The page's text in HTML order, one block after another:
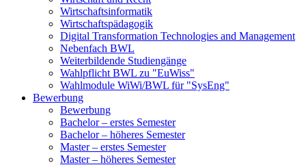
Wirtschaftsinformatik
Wirtschaftspädagogik
Digital Transformation Technologies and Management
Nebenfach BWL
Weiterbildende Studiengänge
Wahlpflicht BWL zu "EuWiss"
Wahlmodule WiWi/BWL für "SysEng"
Bewerbung
Bewerbung
Bachelor – erstes Semester
Bachelor – höheres Semester
Master – erstes Semester
Master – höheres Semester